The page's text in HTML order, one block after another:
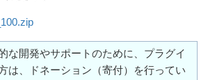
な開発やサポートのために、プラグイ
は、ドネーション（寄付）を行ってい